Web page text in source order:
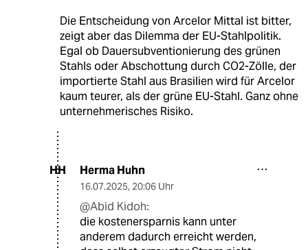
Die Entscheidung von Arcelor Mittal ist bitter,
zeigt aber das Dilemma der EU-Stahlpolitik.
Egal ob Dauersubventionierung des grünen
Stahls oder Abschottung durch CO2-Zölle, der
importierte Stahl aus Brasilien wird für Arcelor
kaum teurer, als der grüne EU-Stahl. Ganz ohne
unternehmerisches Risiko.
HH Herma Huhn
16.07.2025, 20:06 Uhr
@Abid Kidoh:
die kostenersparnis kann unter
anderem dadurch erreicht werden,